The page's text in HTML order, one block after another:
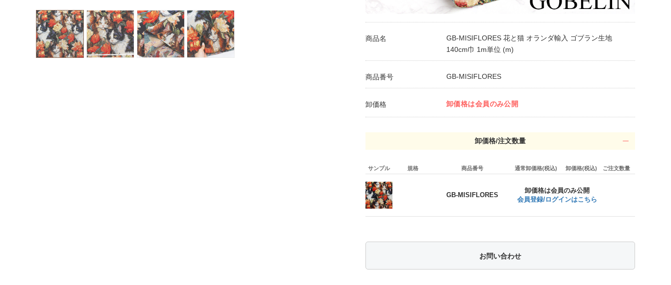
商品名
GB-MISIFLORES 花と猫 オランダ輸入 ゴブラン生地
140cm巾 1m単位 (m)
商品番号 GB-MISIFLORES
卸価格 卸価格は会員のみ公開
卸価格/注文数量
サンプル 規格 商品番号 通常卸価格(税込) 卸価格(税込) ご注文数量
GB-MISIFLORES
卸価格は会員のみ公開
会員登録/ログインはこちら
お問い合わせ